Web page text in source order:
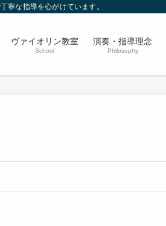
寧な指導を心がけています。
ヴァイオリン教室
School
演奏・指導理念
Philosophy